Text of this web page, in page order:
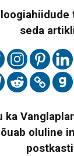
seda
ka
oluline